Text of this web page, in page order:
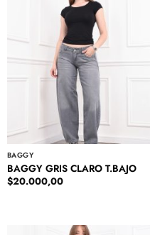
BAGGY
BAGGY GRIS CLARO T.BAJO
$20.000,00